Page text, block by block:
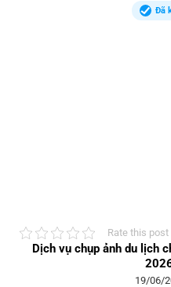
Đã
Rate this post
Dịch vụ chụp ảnh du lịch
19/06/